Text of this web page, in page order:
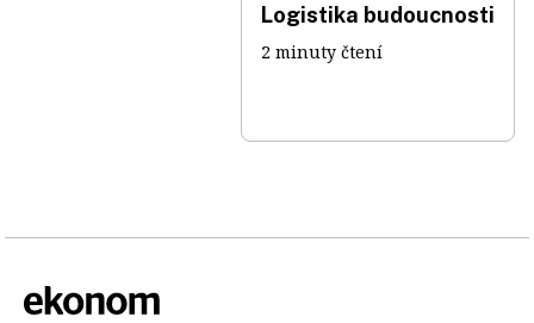
Logistika budoucnosti
2 minuty čtení